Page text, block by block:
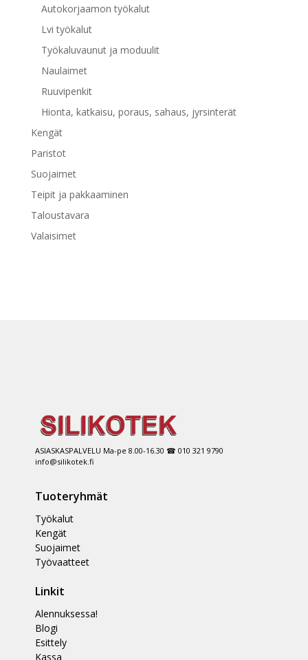
Autokorjaamon työkalut
Lvi työkalut
Työkaluvaunut ja moduulit
Naulaimet
Ruuvipenkit
Hionta, katkaisu, poraus, sahaus, jyrsinterät
Kengät
Paristot
Suojaimet
Teipit ja pakkaaminen
Taloustavara
Valaisimet
ASIASKASPALVELU Ma-pe 8.00-16.30 ☎ 010 321 9790
info@silikotek.fi
Tuoteryhmät
Työkalut
Kengät
Suojaimet
Työvaatteet
Linkit
Alennuksessa!
Blogi
Esittely
Kassa